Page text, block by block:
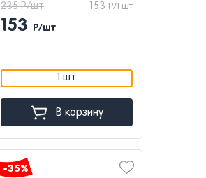
153 Р/1 шт
235 Р/шт
153 Р/шт
1 шт
В корзину
-35%